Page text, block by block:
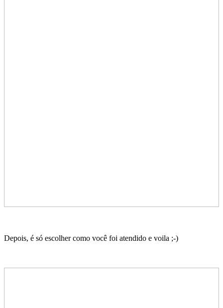
Depois, é só escolher como você foi atendido e voila ;-)